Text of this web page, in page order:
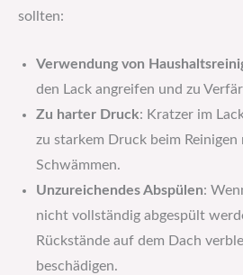
sollten:
Verwendung von
den Lack angreifen und zu
Zu harter Druck: Kratzer im
zu starkem Druck beim
Schwämmen.
Unzureichendes Abspülen:
nicht vollständig abgespült
Rückstände auf dem Dach
beschädigen.